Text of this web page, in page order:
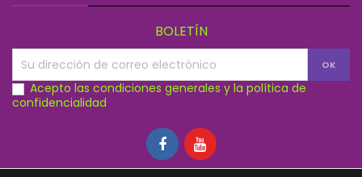
BOLETÍN
Acepto las condiciones generales y la política de
confidencialidad